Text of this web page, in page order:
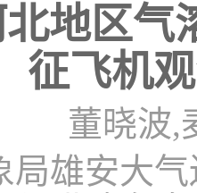
地区气
征飞机
董晓波,
局雄安大